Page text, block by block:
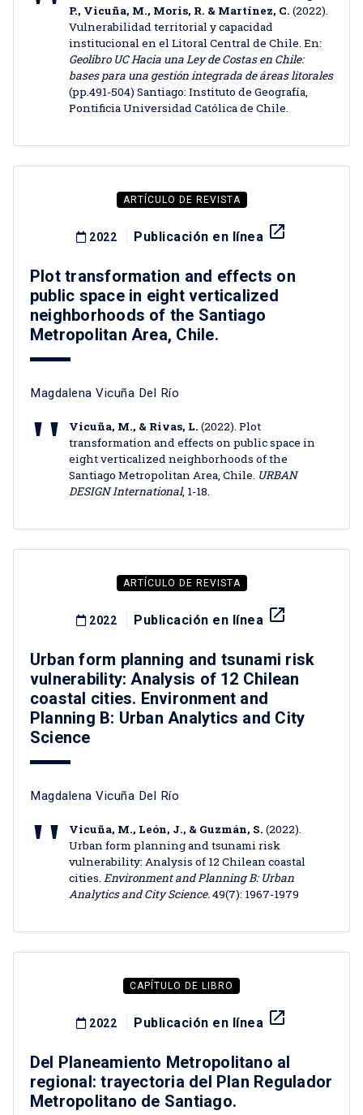
P., Vicuña, M., Moris, R. & Martínez, C. (2022).
Vulnerabilidad territorial y capacidad
institucional en el Litoral Central de Chile. En:
Geolibro UC Hacia una Ley de Costas en Chile:
bases para una gestión integrada de áreas litorales
(pp.491-504) Santiago: Instituto de Geografía,
Pontificia Universidad Católica de Chile.
ARTÍCULO DE REVISTA
2022 Publicación en línea launch
Plot transformation and effects on
public space in eight verticalized
neighborhoods of the Santiago
Metropolitan Area, Chile.
Magdalena Vicuña Del Río
Vicuña, M., & Rivas, L. (2022). Plot
transformation and effects on public space in
eight verticalized neighborhoods of the
Santiago Metropolitan Area, Chile. URBAN
DESIGN International, 1-18.
ARTÍCULO DE REVISTA
2022 Publicación en línea launch
Urban form planning and tsunami risk
vulnerability: Analysis of 12 Chilean
coastal cities. Environment and
Planning B: Urban Analytics and City
Science
Magdalena Vicuña Del Río
Vicuña, M., León, J., & Guzmán, S. (2022).
Urban form planning and tsunami risk
vulnerability: Analysis of 12 Chilean coastal
cities. Environment and Planning B: Urban
Analytics and City Science.49(7): 1967-1979
CAPÍTULO DE LIBRO
2022 Publicación en línea launch
Del Planeamiento Metropolitano al
regional: trayectoria del Plan Regulador
Metropolitano de Santiago.